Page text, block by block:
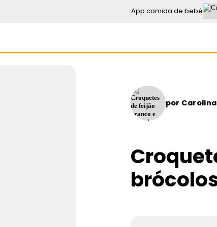
App comida de bebé
por Carolina